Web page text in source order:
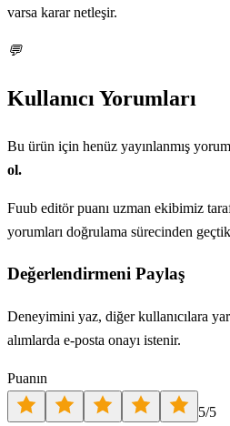
varsa karar netleşir.
💬
Kullanıcı Yorumları
Bu ürün için henüz yayınlanmış
ol.
Fuub editör puanı uzman ekibimiz
yorumları doğrulama sürecinden
Değerlendirmeni Paylaş
Deneyimini yaz, diğer kullanıcılara
alımlarda e-posta onayı istenir.
Puanın
5/5